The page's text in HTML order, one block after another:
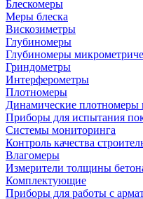
Блескомеры
Меры блеска
Вискозиметры
Глубиномеры
Глубиномеры
Гриндометры
Интерферометры
Плотномеры
Динамические плотномеры
Приборы для испытания
Системы мониторинга
Контроль качества
Влагомеры
Измерители толщины
Комплектующие
Приборы для работы с